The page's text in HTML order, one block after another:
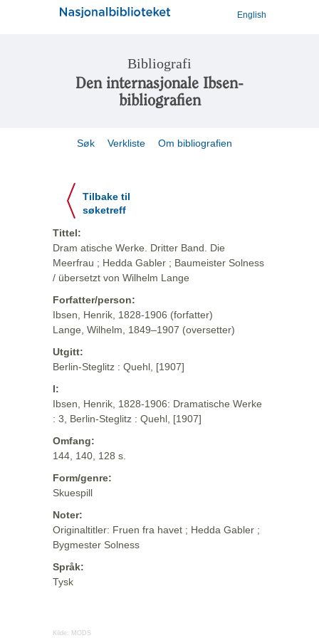
English
Bibliografi
Den internasjonale Ibsen-
bibliografien
Søk Verkliste Om bibliografien
Tilbake til
søketreff
Tittel:
Dram atische Werke. Dritter Band. Die
Meerfrau ; Hedda Gabler ; Baumeister Solness
/ übersetzt von Wilhelm Lange
Forfatter/person:
Ibsen, Henrik, 1828-1906 (forfatter)
Lange, Wilhelm, 1849–1907 (oversetter)
Utgitt:
Berlin-Steglitz : Quehl, [1907]
I:
Ibsen, Henrik, 1828-1906: Dramatische Werke
: 3, Berlin-Steglitz : Quehl, [1907]
Omfang:
144, 140, 128 s.
Form/genre:
Skuespill
Noter:
Originaltitler: Fruen fra havet ; Hedda Gabler ;
Bygmester Solness
Språk:
Tysk
Kilde: MODS